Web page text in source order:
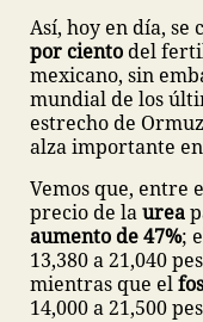
Así, hoy en día, se
por cientodel
mexicano, sin
mundial de los
estrecho de
alza importante
Vemos que, entre
precio de laurea
aumento de 47%;
13,380 a 21,040
mientras que el
14,000 a 21,500